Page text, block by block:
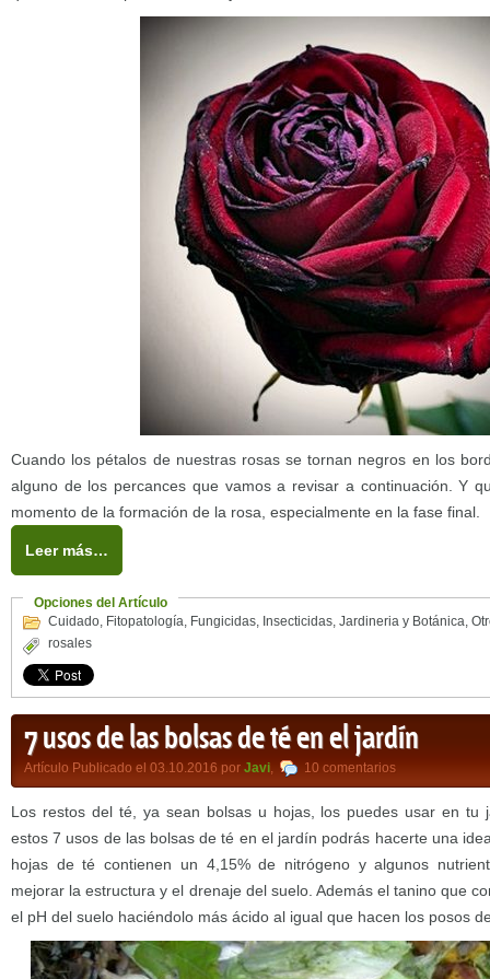
Cuando los pétalos de nuestras rosas se tornan negros en los
alguno de los percances que vamos a revisar a continuación. Y
momento de la formación de la rosa, especialmente en la fase final.
Leer más…
Opciones del Artículo
Cuidado, Fitopatología, Fungicidas, Insecticidas, Jardineria y Botánica,
rosales
7 usos de las bolsas de té en el jardín
Artículo Publicado el 03.10.2016 por Javi, 10 comentarios
Los restos del té, ya sean bolsas u hojas, los puedes usar en tu
estos 7 usos de las bolsas de té en el jardín podrás hacerte una
hojas de té contienen un 4,15% de nitrógeno y algunos
mejorar la estructura y el drenaje del suelo. Además el tanino que
el pH del suelo haciéndolo más ácido al igual que hacen los posos